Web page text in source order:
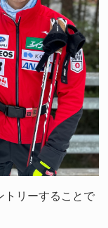
トリーすることで